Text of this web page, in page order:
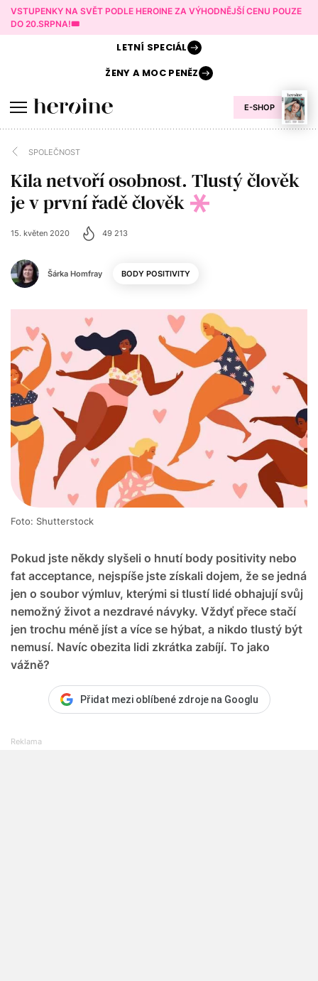
VSTUPENKY NA SVĚT PODLE HEROINE ZA VÝHODNĚJŠÍ CENU POUZE
DO 20.SRPNA!🎟️
E-SHOP
LETNÍ SPECIÁL
ŽENY AMOC PENĚZ
SPOLEČNOST
Kila netvoří osobnost. Tlustý člověk
je v první řadě člověk
Šárka Homfray
15. květen 2020 49 213
BODY POSITIVITY
Pokud jste někdy slyšeli o hnutí body positivity nebo
fat acceptance, nejspíše jste získali dojem, že se jedná
jen o soubor výmluv, kterými si tlustí lidé obhajují svůj
nemožný život a nezdravé návyky. Vždyť přece stačí
jen trochu méně jíst a více se hýbat, a nikdo tlustý být
nemusí. Navíc obezita lidi zkrátka zabíjí. To jako
vážně?
Foto: Shutterstock
Přidat mezi oblíbené zdroje na Googlu